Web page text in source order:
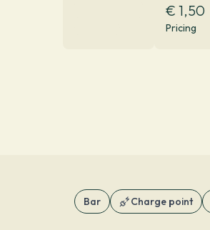
€ 1,50
Pricing
Bar Charge point